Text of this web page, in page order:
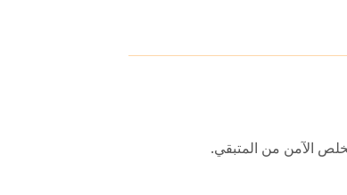
الآمن من المتبقي.